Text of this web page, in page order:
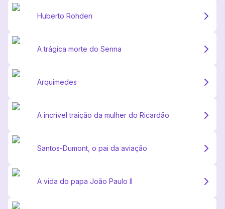
Huberto Rohden
A trágica morte do Senna
Arquimedes
A incrível traição da mulher do Ricardão
Santos-Dumont, o pai da aviação
A vida do papa João Paulo II